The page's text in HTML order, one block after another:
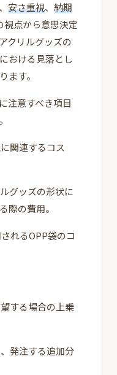
安さ重視、 納期
視点から意思決定
クリルグッズの
おける見落とし
ます。
注意すべき項目
関連するコス
グッズの形状に
際の費用。
れるOPP袋のコ
する場合の上乗
発注する追加分